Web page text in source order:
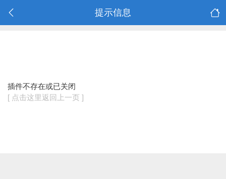
提示信息
插件不存在或已关闭
[ 点击这里返回上一页 ]